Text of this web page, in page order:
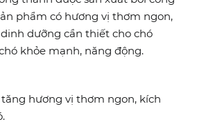
phẩm có hương vị thơm ngon,
dưỡng cần thiết cho chó
khỏe mạnh, năng động.
hương vị thơm ngon, kích